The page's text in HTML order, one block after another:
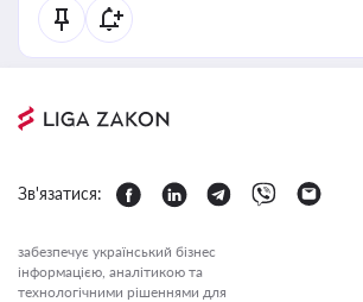
Зв'язатися:
забезпечує український бізнес
інформацією, аналітикою та
технологічними рішеннями для